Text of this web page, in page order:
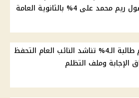
على 4% بالثانوية العامة
أسرة ريم طالبة الـ4% تناشد النائب العام التحفظ
الإجابة وملف التظلم